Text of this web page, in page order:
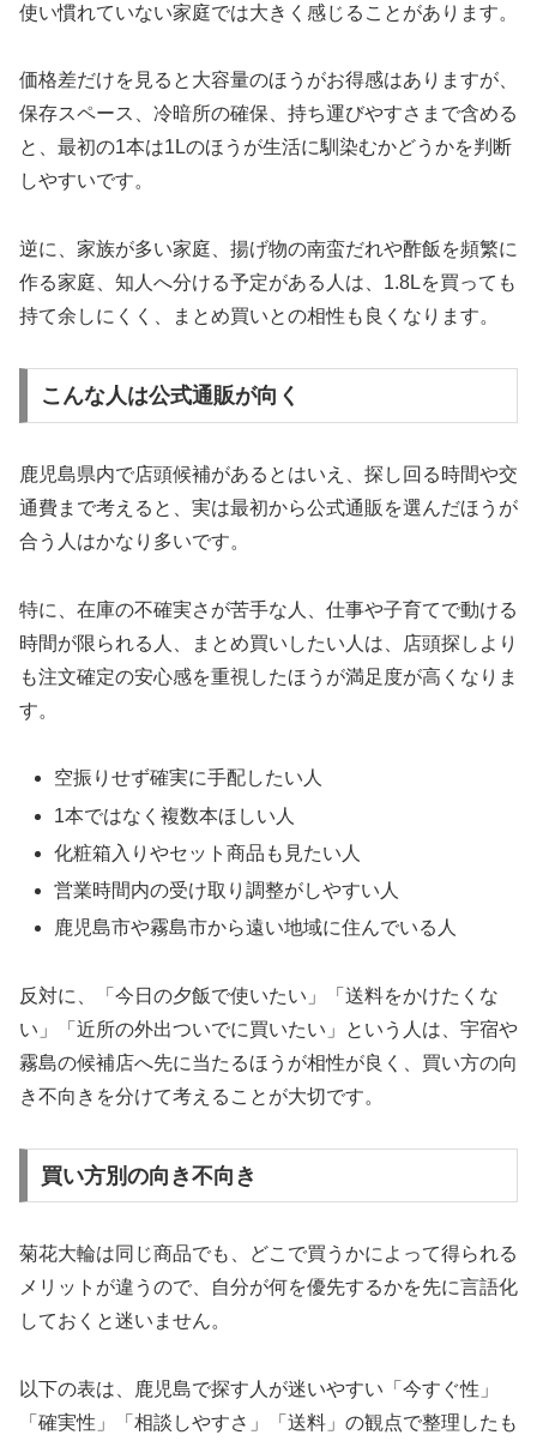
使い慣れていない家庭では大きく感じることがあります。
価格差だけを見ると大容量のほうがお得感はありますが、
保存スペース、冷暗所の確保、持ち運びやすさまで含める
と、最初の1本は1Lのほうが生活に馴染むかどうかを判断
しやすいです。
逆に、家族が多い家庭、揚げ物の南蛮だれや酢飯を頻繁に
作る家庭、知人へ分ける予定がある人は、1.8Lを買っても
持て余しにくく、まとめ買いとの相性も良くなります。
こんな人は公式通販が向く
鹿児島県内で店頭候補があるとはいえ、探し回る時間や交
通費まで考えると、実は最初から公式通販を選んだほうが
合う人はかなり多いです。
特に、在庫の不確実さが苦手な人、仕事や子育てで動ける
時間が限られる人、まとめ買いしたい人は、店頭探しより
も注文確定の安心感を重視したほうが満足度が高くなりま
す。
空振りせず確実に手配したい人
1本ではなく複数本ほしい人
化粧箱入りやセット商品も見たい人
営業時間内の受け取り調整がしやすい人
鹿児島市や霧島市から遠い地域に住んでいる人
反対に、「今日の夕飯で使いたい」「送料をかけたくな
い」「近所の外出ついでに買いたい」という人は、宇宿や
霧島の候補店へ先に当たるほうが相性が良く、買い方の向
き不向きを分けて考えることが大切です。
買い方別の向き不向き
菊花大輪は同じ商品でも、どこで買うかによって得られる
メリットが違うので、自分が何を優先するかを先に言語化
しておくと迷いません。
以下の表は、鹿児島で探す人が迷いやすい「今すぐ性」
「確実性」「相談しやすさ」「送料」の観点で整理したも